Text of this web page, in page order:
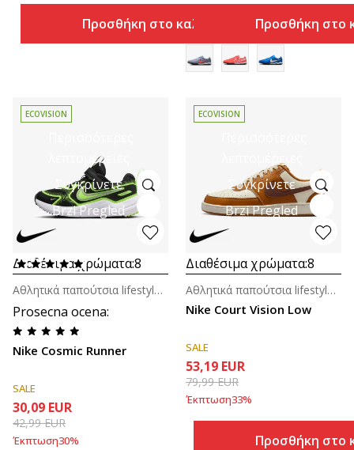
Προσθήκη στο καλάθι Προσθήκη στο
λεπτομέρειες
Συγκρίνετε
Brzi Pregled
ECOVISION
Διαθέσιμα χρώματα:8
Prosecna ocena:
Nike Cosmic Runner
Αθλητικά παπούτσια lifestyle για αγόρια (4-7ε.)
SALE
30,09 EUR
42,99EUR
Έκπτωση30%
Συγκρίνετε
Brzi Pregled
ECOVISION
Διαθέσιμα χρώματα:8
Nike Court Vision Low
Αθλητικά παπούτσια lifestyle για γυναίκες
SALE
53,19 EUR
79,99EUR
Έκπτωση33%
Προσθήκη στο